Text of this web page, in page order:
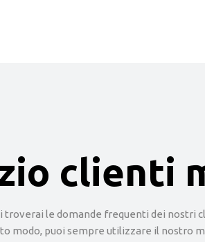
clienti
troverai le domande frequenti dei
modo, puoi sempre utilizzare il